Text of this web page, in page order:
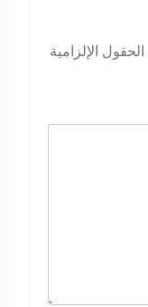
الحقول الإلزامية